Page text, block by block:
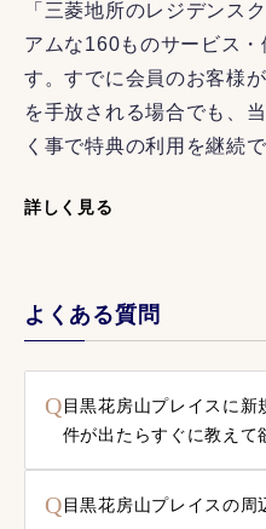
「三菱地所のレジデンス
アムな160ものサービス
す。すでに会員のお客様
を手放される場合でも、
く事で特典の利用を継続で
詳しく見る
よくある質問
Q目黒花房山プレイスに新
件が出たらすぐに教えて
Q目黒花房山プレイスの